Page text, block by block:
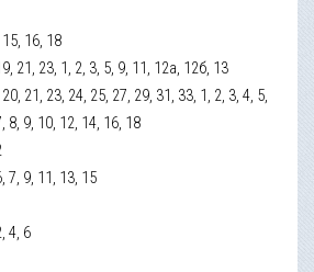
16, 18
21, 23, 1, 2, 3, 5, 9, 11, 12а, 12б, 13
21, 23, 24, 25, 27, 29, 31, 33, 1, 2, 3, 4, 5,
8, 9, 10, 12, 14, 16, 18
7, 9, 11, 13, 15
4, 6